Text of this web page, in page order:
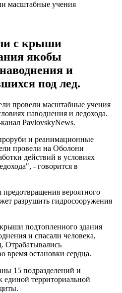
с крыши
якобы
и
под лед.
провели масштабные учения
наводнения и ледохода.
PavlovskyNews.
и реанимационные
провели на Оболони
действий в условиях
- говорится в
вероятного
разрушить гидросооружения
подтопленного здания
и спасали человека,
Отрабатывались
время остановки сердца.
15 подразделений и
единой территориальной